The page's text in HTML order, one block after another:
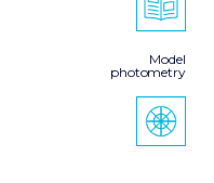
Model
photometry